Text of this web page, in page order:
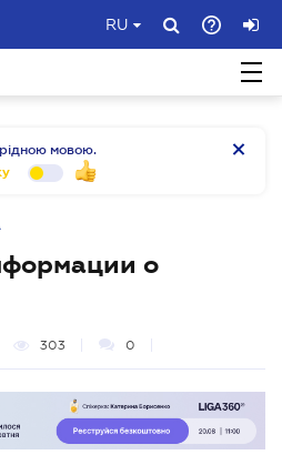
RU
рідною мовою.
о
303 0